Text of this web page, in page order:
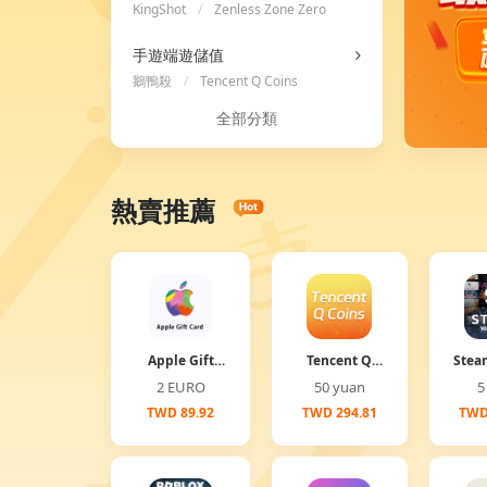
KingShot /
Zenless Zone Zero
手遊端遊儲值
鵝鴨殺 / Tencent Q Coins
全部分類
熱賣推薦
Apple Gift
Card
2 EURO
TWD 89.92
Tencent Q
Coins
50 yuan
TWD 294.81